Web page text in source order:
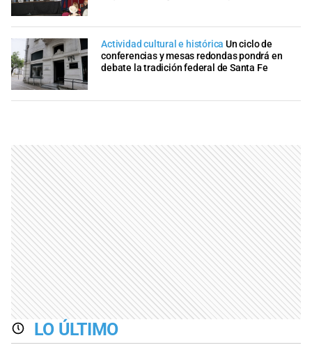
Actividad cultural e histórica Un ciclo de
conferencias y mesas redondas pondrá en
debate la tradición federal de Santa Fe
LO ÚLTIMO